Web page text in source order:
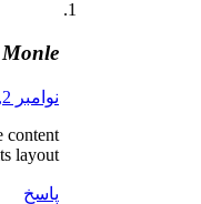
نوامبر 2, 2018 در 11:17 ق.ظ
content
layout.
پاسخ